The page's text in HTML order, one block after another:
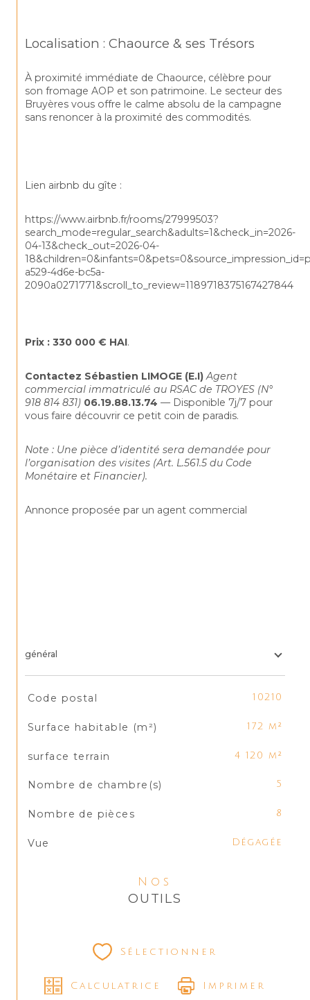
Localisation : Chaource & ses Trésors
À proximité immédiate de Chaource, célèbre pour
son fromage AOP et son patrimoine. Le secteur des
Bruyères vous offre le calme absolu de la campagne
sans renoncer à la proximité des commodités.
Lien airbnb du gîte :
https://www.airbnb.fr/rooms/27999503?
search_mode=regular_search&adults=1&check_in=2026-
04-13&check_out=2026-04-
a529-4d6e-bc5a-
2090a0271771&scroll_to_review=1189718375167427844
Prix : 330 000 € HAI.
Contactez Sébastien LIMOGE (E.I) Agent
commercial immatriculé au RSAC de TROYES (N°
918 814 831) 06.19.88.13.74 — Disponible 7j/7 pour
vous faire découvrir ce petit coin de paradis.
Note : Une pièce d’identité sera demandée pour
l’organisation des visites (Art. L.561.5 du Code
Monétaire et Financier).
Annonce proposée par un agent commercial
général
TRAD_SIROCCO_Caracteristique
Code postal 10210
Surface habitable (m²) 172 m²
surface terrain 4 120 m²
Nombre de chambre(s) 5
Nombre de pièces 8
Vue Dégagée
Nos
OUTILS
Sélectionner
Calculatrice Imprimer